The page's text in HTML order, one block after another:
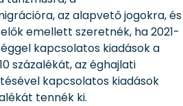
az alapvető jogokra, és
emellett szeretnék, ha 2021-
kapcsolatos kiadások a
százalékát, az éghajlati
kapcsolatos kiadások
tennék ki.